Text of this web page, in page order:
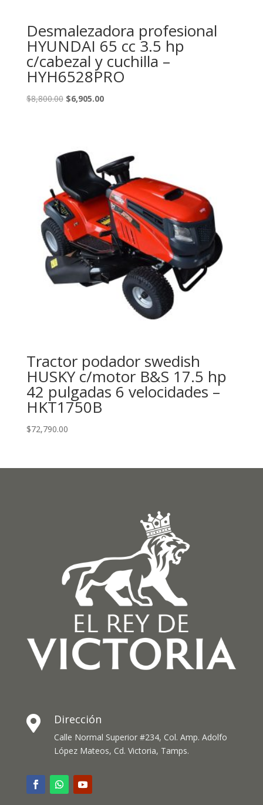
Desmalezadora profesional
HYUNDAI 65 cc 3.5 hp
c/cabezal y cuchilla –
HYH6528PRO
$8,800.00 Original
$6,905.00Current
Tractor podador swedish
HUSKY c/motor B&S 17.5 hp
42 pulgadas 6 velocidades –
HKT1750B
$72,790.00
 Dirección
Calle Normal Superior #234, Col. Amp. Adolfo
López Mateos, Cd. Victoria, Tamps.